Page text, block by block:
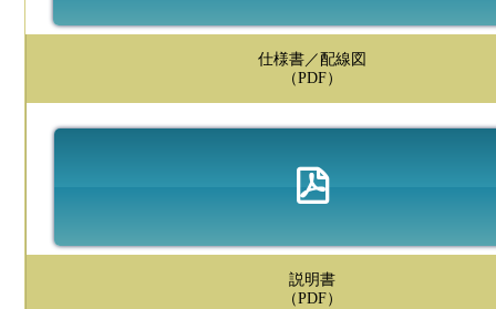
仕様書／配線図
（PDF）
説明書
（PDF）